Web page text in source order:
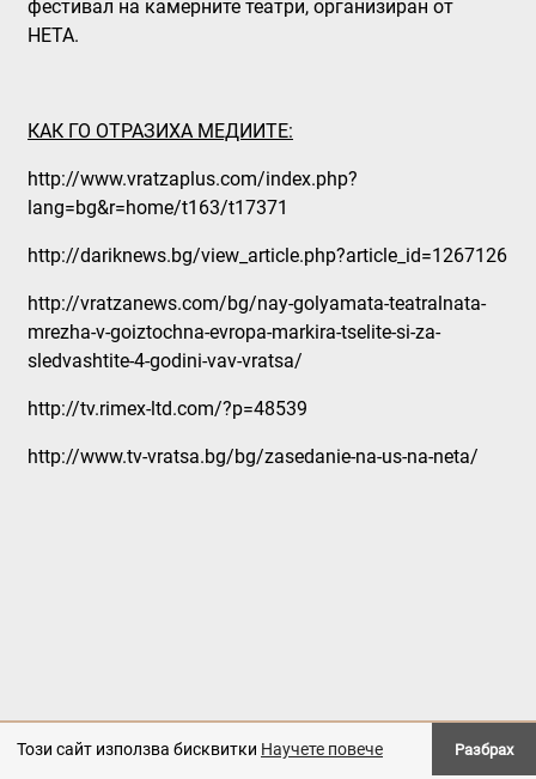
Този сайт използва бисквитки Научете повече Разбрах
фестивал на камерните театри, организиран от
НЕТА.
КАК ГО ОТРАЗИХА МЕДИИТЕ:
http://www.vratzaplus.com/index.php?
lang=bg&r=home/t163/t17371
http://dariknews.bg/view_article.php?article_id=1267126
http://vratzanews.com/bg/nay-golyamata-teatralnata-
mrezha-v-goiztochna-evropa-markira-tselite-si-za-
sledvashtite-4-godini-vav-vratsa/
http://tv.rimex-ltd.com/?p=48539
http://www.tv-vratsa.bg/bg/zasedanie-na-us-na-neta/
Драматично куклен театър - Враца